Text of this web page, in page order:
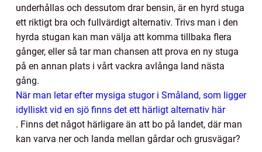
underhållas och dessutom drar bensin, är en hyrd stuga
ett riktigt bra och fullvärdigt alternativ. Trivs man i den
hyrda stugan kan man välja att komma tillbaka flera
gånger, eller så tar man chansen att prova en ny stuga
på en annan plats i vårt vackra avlånga land nästa
gång.
När man letar efter mysiga stugor i Småland, som ligger
idylliskt vid en sjö finns det ett härligt alternativ här
. Finns det något härligare än att bo på landet, där man
kan varva ner och landa mellan gårdar och grusvägar?